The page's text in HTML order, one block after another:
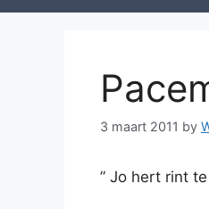
3 maart 2011 by
” Jo hert rint